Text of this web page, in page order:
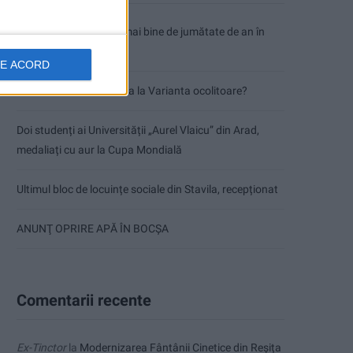
ACORD
Parcul Tricolorului, de mai bine de jumătate de an în
șantier
Care va fi, oare, varianta la Varianta ocolitoare?
Doi studenți ai Universității „Aurel Vlaicu” din Arad,
medaliați cu aur la Cupa Mondială
Ultimul bloc de locuințe sociale din Stavila, recepționat
ANUNŢ OPRIRE APĂ ÎN BOCȘA
Comentarii recente
Ex-Tinctorla Modernizarea Fântânii Cinetice din Reșița